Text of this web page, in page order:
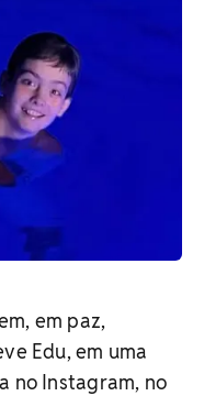
em paz,
Edu, em uma
no Instagram, no